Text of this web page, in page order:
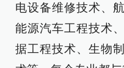
电设备维修技术、
能源汽车工程技术
据工程技术、生物